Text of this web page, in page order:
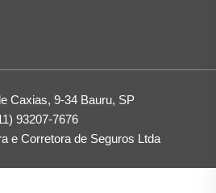
Caxias, 9-34 Bauru, SP
93207-7676
e Corretora de Seguros Ltda